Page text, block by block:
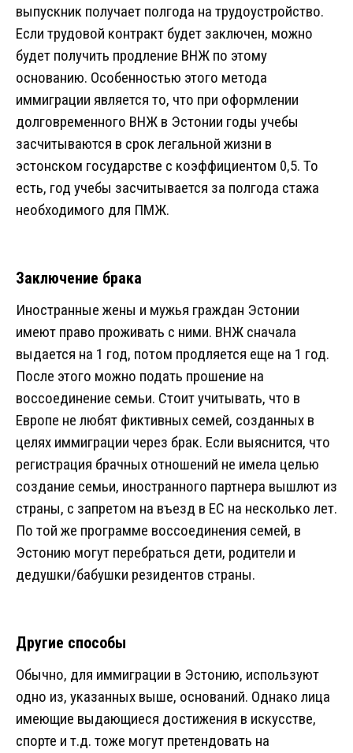
выпускник получает полгода на трудоустройство.
Если трудовой контракт будет заключен, можно
будет получить продление ВНЖ по этому
основанию. Особенностью этого метода
иммиграции является то, что при оформлении
долговременного ВНЖ в Эстонии годы учебы
засчитываются в срок легальной жизни в
эстонском государстве с коэффициентом 0,5. То
есть, год учебы засчитывается за полгода стажа
необходимого для ПМЖ.
Заключение брака
Иностранные жены и мужья граждан Эстонии
имеют право проживать с ними. ВНЖ сначала
выдается на 1 год, потом продляется еще на 1 год.
После этого можно подать прошение на
воссоединение семьи. Стоит учитывать, что в
Европе не любят фиктивных семей, созданных в
целях иммиграции через брак. Если выяснится, что
регистрация брачных отношений не имела целью
создание семьи, иностранного партнера вышлют из
страны, с запретом на въезд в ЕС на несколько лет.
По той же программе воссоединения семей, в
Эстонию могут перебраться дети, родители и
дедушки/бабушки резидентов страны.
Другие способы
Обычно, для иммиграции в Эстонию, используют
одно из, указанных выше, оснований. Однако лица
имеющие выдающиеся достижения в искусстве,
спорте и т.д. тоже могут претендовать на